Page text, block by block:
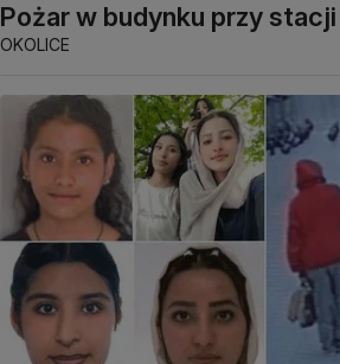
Pożar w budynku przy
OKOLICE